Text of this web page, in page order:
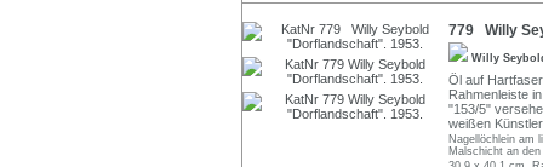
779 Willy
Willy
Öl auf
Rahmenleiste
"153/5"
weißen
Nagellöchlein am
Malschicht an